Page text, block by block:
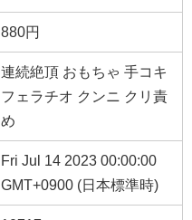
880円
連続絶頂 おもちゃ 手コキ
フェラチオ クンニ クリ責
め
Fri Jul 14 2023 00:00:00
GMT+0900 (日本標準時)